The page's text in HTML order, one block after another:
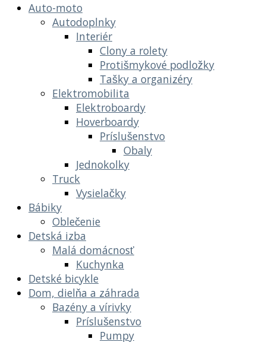
Auto-moto
Autodoplnky
Interiér
Clony a rolety
Protišmykové podložky
Tašky a organizéry
Elektromobilita
Elektroboardy
Hoverboardy
Príslušenstvo
Obaly
Jednokolky
Truck
Vysielačky
Bábiky
Oblečenie
Detská izba
Malá domácnosť
Kuchynka
Detské bicykle
Dom, dielňa a záhrada
Bazény a vírivky
Príslušenstvo
Pumpy